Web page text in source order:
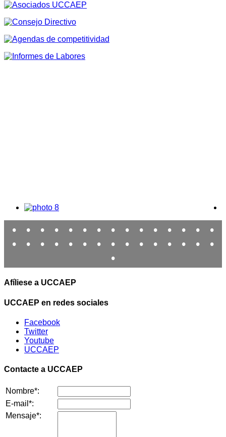
• • • • • • • • • • • • • •
•
•
• • • • • • • • • • • • •
•
•
Afíliese a UCCAEP
UCCAEP en redes sociales
Facebook
Twitter
Youtube
UCCAEP
Contacte a UCCAEP
Nombre*:
E-mail*:
Mensaje*: